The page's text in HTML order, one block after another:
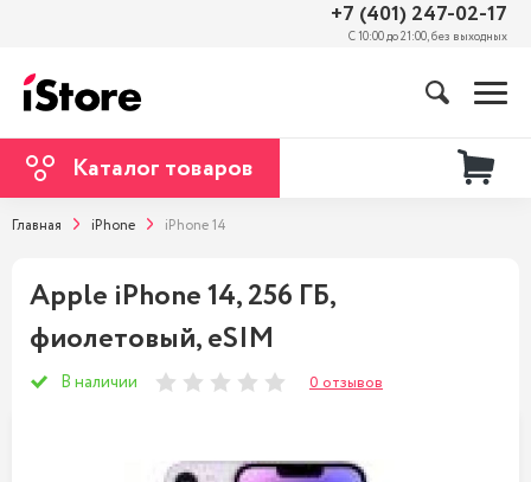
+7 (401) 247-02-17
С 10:00 до 21:00, без выходных
Каталог товаров
Главная iPhone iPhone 14
Apple iPhone 14, 256 ГБ,
фиолетовый, eSIM
В наличии 0 отзывов